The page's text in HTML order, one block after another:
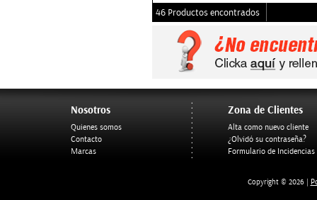
46 Productos encontrados
Nosotros
Quienes somos
Contacto
Marcas
Zona de Clientes
Alta como nuevo cliente
¿Olvidó su contraseña?
Formulario de Incidencias
Copyright © 2026 |